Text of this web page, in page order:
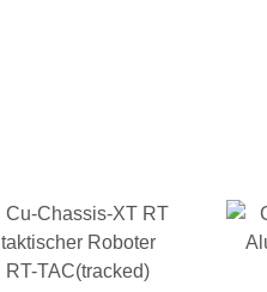
RT-TAC(tracked)